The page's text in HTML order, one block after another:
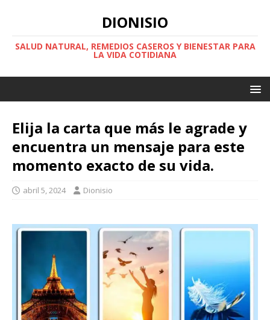
DIONISIO
SALUD NATURAL, REMEDIOS CASEROS Y BIENESTAR PARA
LA VIDA COTIDIANA
Elija la carta que más le agrade y
encuentra un mensaje para este
momento exacto de su vida.
abril 5, 2024 Dionisio